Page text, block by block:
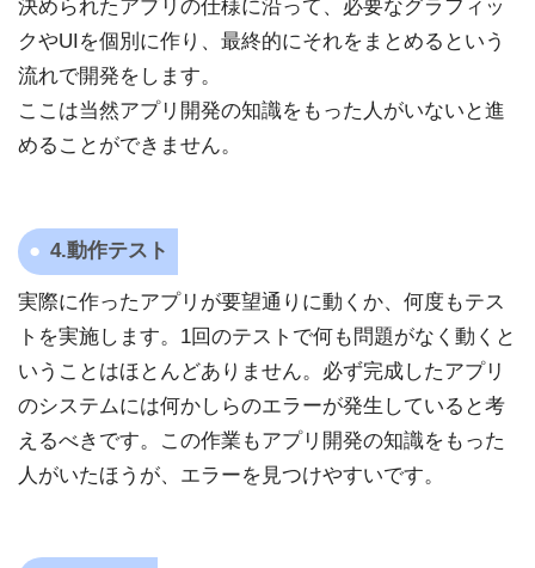
決められたアプリの仕様に沿って、必要なグラフィッ
クやUIを個別に作り、最終的にそれをまとめるという
流れで開発をします。
ここは当然アプリ開発の知識をもった人がいないと進
めることができません。
4.動作テスト
実際に作ったアプリが要望通りに動くか、何度もテス
トを実施します。1回のテストで何も問題がなく動くと
いうことはほとんどありません。必ず完成したアプリ
のシステムには何かしらのエラーが発生していると考
えるべきです。この作業もアプリ開発の知識をもった
人がいたほうが、エラーを見つけやすいです。